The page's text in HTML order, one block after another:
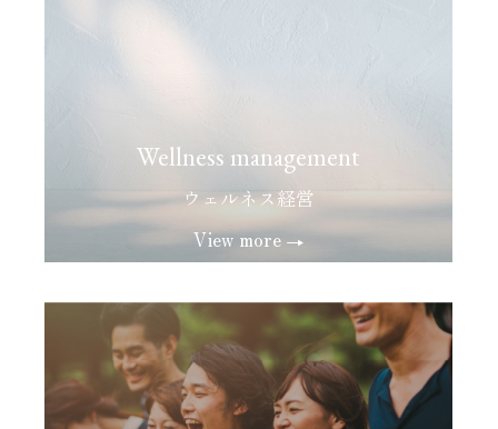
Wellness management
ウェルネス経営
View more